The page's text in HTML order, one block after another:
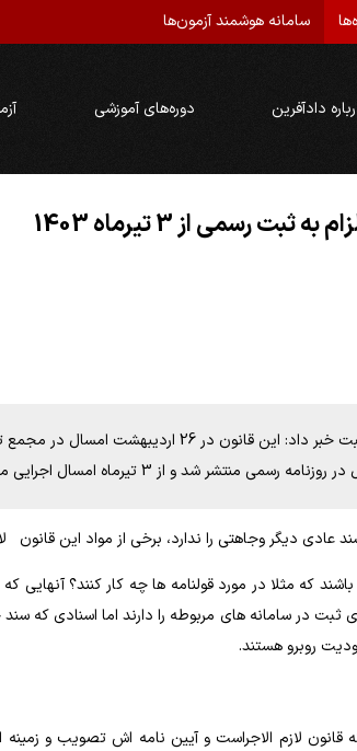
سامانه هوشمند آزمون‌ها
دادآفرین دوره‌های آموزشی
ثبت رسمی از 3 تیرماه 1403
رسمی منتشر شد و از 3 تیرماه امسال اجرایی می شود.
عادی دیگر وجاهتی را ندارد، برخی از مواد این
که مثلا در مورد قولنامه ها چه کار کنند؟ آنهایی که
در سامانه های مربوطه را دارند اما اسنادی که
روبرو هستند.
که قانون لازم الاجراست و آیین نامه اش تصویب و